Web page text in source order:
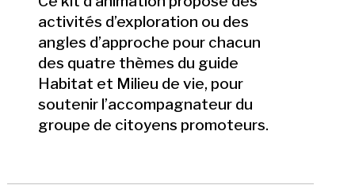
activités d’exploration ou des
angles d’approche pour chacun
des quatre thèmes du guide
Habitat et Milieu de vie, pour
soutenir l’accompagnateur du
groupe de citoyens promoteurs.